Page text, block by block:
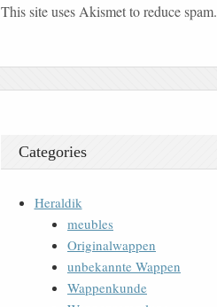
This site uses Akismet to reduce spam.
Categories
Heraldik
meubles
Originalwappen
unbekannte Wappen
Wappenkunde